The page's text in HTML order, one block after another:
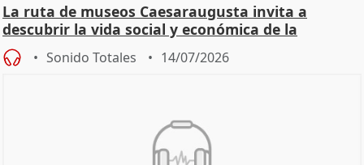
La ruta de museos Caesaraugusta invita a
descubrir la vida social y económica de la
Zaragoza ro
Sonido Totales 14/07/2026